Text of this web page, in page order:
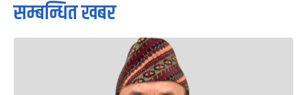
सम्बन्धित खबर